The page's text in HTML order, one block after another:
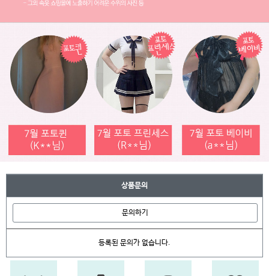
상품문의
문의하기
등록된 문의가 없습니다.